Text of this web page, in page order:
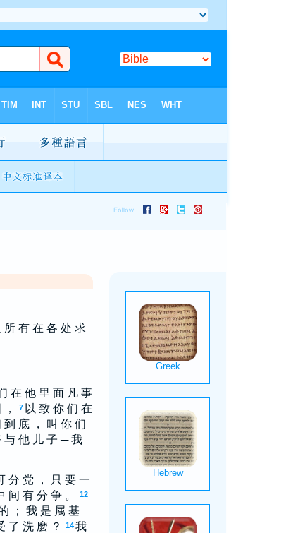
所 有 在 各 处 求
在 他 里 面 凡 事
7 以 致 你 们 在
到 底 ， 叫 你 们
与 他 儿 子 ─ 我
分 党 ， 只 要 一
间 有 分 争 。 12
； 我 是 属 基
了 洗 麽 ？ 14 我